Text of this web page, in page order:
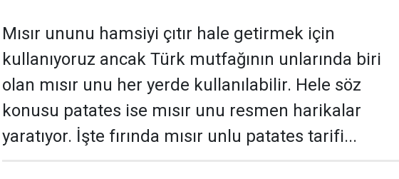
Mısır ununu hamsiyi çıtır hale getirmek için
kullanıyoruz ancak Türk mutfağının unlarında biri
olan mısır unu her yerde kullanılabilir. Hele söz
konusu patates ise mısır unu resmen harikalar
yaratıyor. İşte fırında mısır unlu patates tarifi...